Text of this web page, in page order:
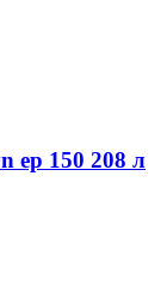
ep 150 208 л